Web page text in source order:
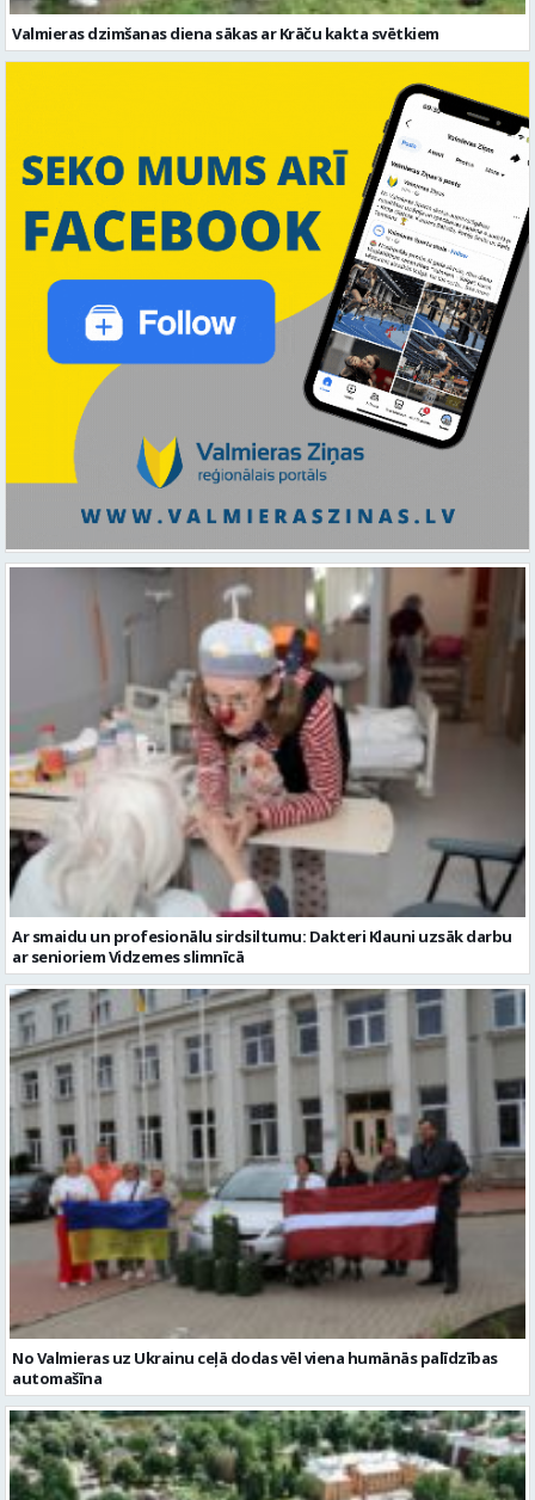
Valmieras dzimšanas diena sākas ar Krāču kakta svētkiem
Ar smaidu un profesionālu sirdsiltumu: Dakteri Klauni uzsāk darbu
ar senioriem Vidzemes slimnīcā
No Valmieras uz Ukrainu ceļā dodas vēl viena humānās palīdzības
automašīna